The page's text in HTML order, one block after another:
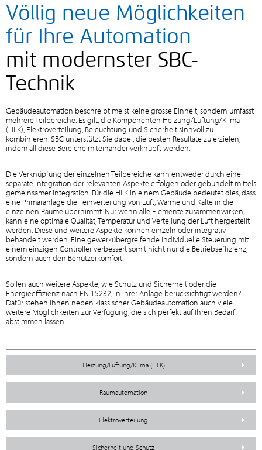
Völlig neue Möglichkeiten
für Ihre Automation
mit modernster SBC-
Technik
Gebäudeautomation beschreibt meist keine grosse Einheit, sondern umfasst
mehrere Teilbereiche. Es gilt, die Komponenten Heizung/Lüftung/Klima
(HLK), Elektroverteilung, Beleuchtung und Sicherheit sinnvoll zu
kombinieren. SBC unterstützt Sie dabei, die besten Resultate zu erzielen,
indem all diese Bereiche miteinander verknüpft werden.
Die Verknüpfung der einzelnen Teilbereiche kann entweder durch eine
separate Integration der relevanten Aspekte erfolgen oder gebündelt mittels
gemeinsamer Integration. Für die HLK in einem Gebäude bedeutet dies, dass
eine Primäranlage die Feinverteilung von Luft, Wärme und Kälte in die
einzelnen Räume übernimmt. Nur wenn alle Elemente zusammenwirken,
kann eine optimale Qualität, Temperatur und Verteilung der Luft hergestellt
werden. Diese und weitere Aspekte können einzeln oder integrativ
behandelt werden. Eine gewerkübergreifende individuelle Steuerung mit
einem einzigen Controller verbessert somit nicht nur die Betriebseffizienz,
sondern auch den Benutzerkomfort.
Sollen auch weitere Aspekte, wie Schutz und Sicherheit oder die
Energieeffizienz nach EN 15232, in Ihrer Anlage berücksichtigt werden?
Dafür stehen Ihnen neben klassischer Gebäudeautomation auch viele
weitere Möglichkeiten zur Verfügung, die sich perfekt auf Ihren Bedarf
abstimmen lassen.
Heizung/Lüftung/Klima (HLK)
Raumautomation
Elektroverteilung
Sicherheit und Schutz